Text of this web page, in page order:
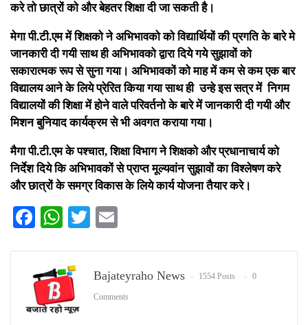
करे तो छात्रों को और बेहतर शिक्षा दी जा सकती है।
मेगा पी.टी.एम में शिक्षको ने अभिभावको को विद्यार्थियों की प्रगति के बारे मे
जानकारी दी गयी साथ ही अभिभावको द्वारा दिये गये सुझावों को
सकारात्मक रूप से सुना गया। अभिभावकों को माह में कम से कम एक बार
विद्यालय आने के लिये प्रेरित किया गया साथ ही उन्हे इस सत्र में निगम
विद्यालयों की शिक्षा में होने वाले परिवर्तनो के बारे में जानकारी दी गयी और
मिशन बुनियाद कार्यक्रम से भी अवगत कराया गया।
मैगा पी.टी.एम के पश्चात, शिक्षा विभाग ने शिक्षको और प्रधानाचार्य को
निर्देश दिये कि अभिभावकों से प्राप्त मूल्यवांन सुझावों का विश्लेषण करे
और छात्रों के समग्र विकास के लिये कार्य योजना तैयार करे।
Facebook
WhatsApp
Twitter
Bajateyraho News 1554 Posts 0
Comments